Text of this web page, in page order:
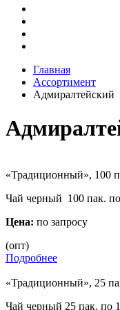
Главная
Ассортимент
Адмиралтейский
«Традиционный», 100
Чай черный 100 пак.
Цена: по запросу
(опт)
Подробнее
«Традиционный», 25
Чай черный 25 пак. по